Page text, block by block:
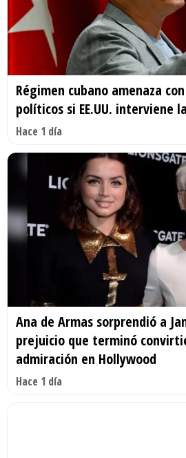
Régimen cubano amenaza
políticos si EE.UU. interviene
Hace 1 día
Ana de Armas sorprendió a
prejuicio que terminó
admiración en Hollywood
Hace 1 día